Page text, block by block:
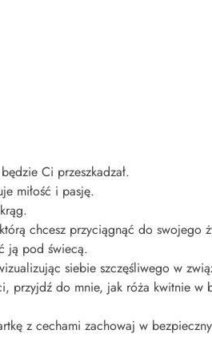
Ci przeszkadzał.
miłość i pasję.
chcesz przyciągnąć do swojego
ją pod świecą.
siebie szczęśliwego w
przyjdź do mnie, jak róża kwitnie w
z cechami zachowaj w